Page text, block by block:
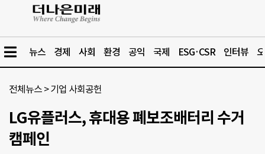
뉴스 경제 사회 환경 공익 국제 ESG·CSR 인터뷰
전체뉴스 >기업 사회공헌
LG유플러스, 휴대용 폐보조배터리 수거
캠페인